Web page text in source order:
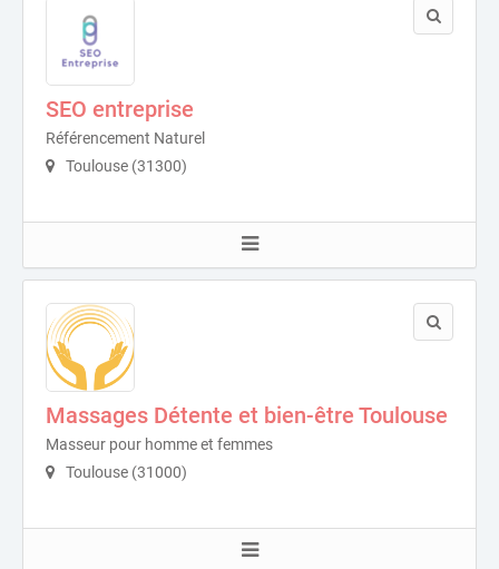
SEO entreprise
Référencement Naturel
Toulouse (31300)
Massages Détente et bien-être Toulouse
Masseur pour homme et femmes
Toulouse (31000)